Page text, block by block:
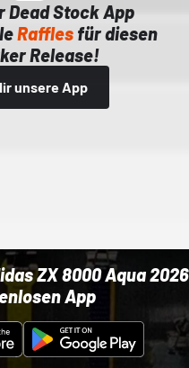
Dead Stock App
Raffles für diesen
Release!
unsere App
ZX 8000 Aqua
App